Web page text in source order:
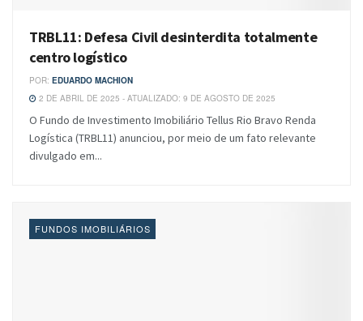
TRBL11: Defesa Civil desinterdita totalmente
centro logístico
POR: EDUARDO MACHION
2 DE ABRIL DE 2025 - ATUALIZADO: 9 DE AGOSTO DE 2025
O Fundo de Investimento Imobiliário Tellus Rio Bravo Renda
Logística (TRBL11) anunciou, por meio de um fato relevante
divulgado em...
FUNDOS IMOBILIÁRIOS